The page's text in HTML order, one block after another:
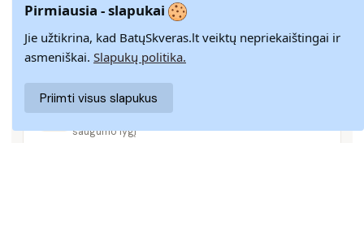
14 DIENŲ GRĄŽINIMAS
Paprastas grąžinimas paštomatais su pinigų
grąžinimo garantija
SAUGUS MOKĖJIMAS
SSL šifravimas užtikrina aukščiausią jūsų duomenų
saugumo lygį
Pirmiausia - slapukai
Jie užtikrina, kad BatųSkveras.lt veiktų nepriekaištingai ir
asmeniškai. Slapukų politika.
Priimti visus slapukus